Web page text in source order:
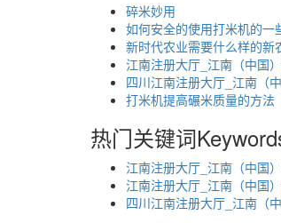
碎米妙用
如何安全的使用打米机的一
新时代农业需要什么样的新
江南注册大厅_江南（中国
四川江南注册大厅_江南（
打米机提高碾米质量的方法
热门关键词
江南注册大厅_江南（中国
江南注册大厅_江南（中国
四川江南注册大厅_江南（中